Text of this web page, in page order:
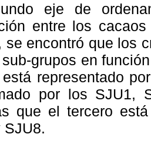
eje de
entre los
se encontró que los
grupos en
representado
por los SJU1,
que el tercero
SJU8.